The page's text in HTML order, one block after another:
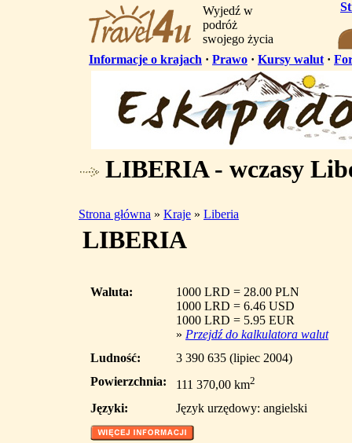
Wyjedź w
podróż
swojego życia
Informacje o krajach · Prawo · Kursy walut ·
LIBERIA - wczasy
Strona główna » Kraje » Liberia
LIBERIA
Waluta:
1000 LRD = 28.00 PLN
1000 LRD = 6.46 USD
1000 LRD = 5.95 EUR
» Przejdź do kalkulatora walut
Ludność:
3 390 635 (lipiec 2004)
Powierzchnia:
111 370,00 km2
Języki: Język urzędowy: angielski